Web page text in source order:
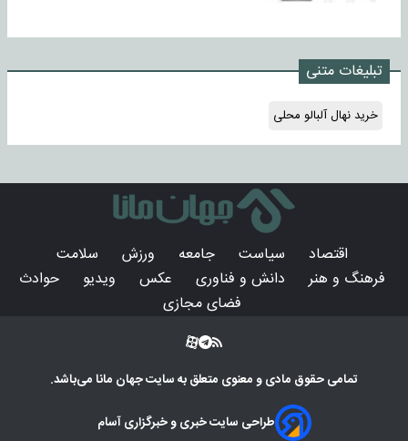
تبلیغات متنی
خرید نهال آلبالو محلی
اقتصاد سیاست جامعه ورزش
سلامت
فرهنگ و هنر
دانش و فناوری عکس ویدیو
حوادث
فضای مجازی
تمامی حقوق مادی و معنوی متعلق به سایتجهان مانامی‌باشد.
طراحی سایت خبری و خبرگزاری آسام